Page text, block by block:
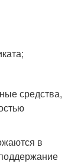
средства,
в